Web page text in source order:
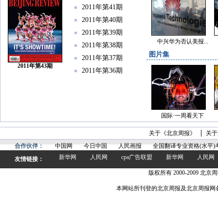
2011年第43期
2011年第41期
2011年第40期
2011年第39期
2011年第38期
2011年第37期
2011年第36期
中兴华为否认美报...
图片集
国际·一周看天下
关于《北京周报》
关
合作伙伴：
中国网 今日中国 人民画报
全国翻译专业资格(水平)
友情链接：
新华网 人民网 cpa广告联盟 新华网 人民网
版权所有 2000-2009 北京
本网站所刊登的北京周报及北京周报